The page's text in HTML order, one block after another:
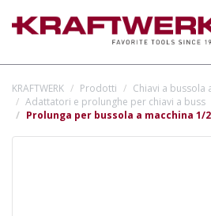
KRAFTWERK Prodotti
Chiavi a bussola
Adattatori e prolunghe per chiavi a buss
Prolunga per bussola a macchina 1/